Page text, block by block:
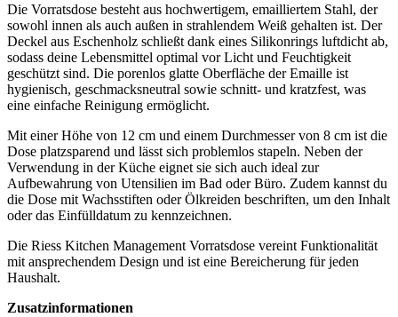
Die Vorratsdose besteht aus hochwertigem, emailliertem Stahl, der
sowohl innen als auch außen in strahlendem Weiß gehalten ist. Der
Deckel aus Eschenholz schließt dank eines Silikonrings luftdicht ab,
sodass deine Lebensmittel optimal vor Licht und Feuchtigkeit
geschützt sind. Die porenlos glatte Oberfläche der Emaille ist
hygienisch, geschmacksneutral sowie schnitt- und kratzfest, was
eine einfache Reinigung ermöglicht.
Mit einer Höhe von 12 cm und einem Durchmesser von 8 cm ist die
Dose platzsparend und lässt sich problemlos stapeln. Neben der
Verwendung in der Küche eignet sie sich auch ideal zur
Aufbewahrung von Utensilien im Bad oder Büro. Zudem kannst du
die Dose mit Wachsstiften oder Ölkreiden beschriften, um den Inhalt
oder das Einfülldatum zu kennzeichnen.
Die Riess Kitchen Management Vorratsdose vereint Funktionalität
mit ansprechendem Design und ist eine Bereicherung für jeden
Haushalt.
Zusatzinformationen